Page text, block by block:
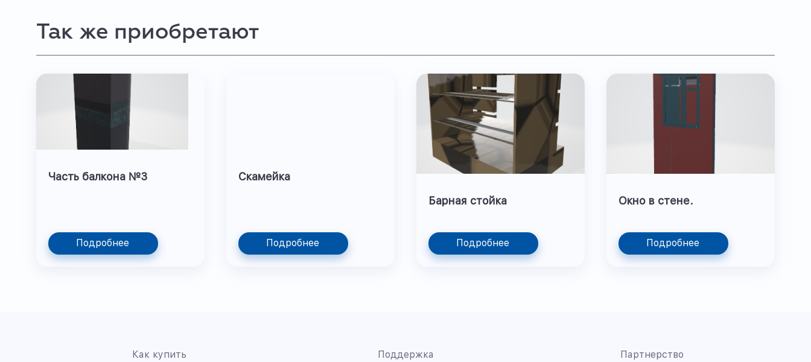
Так же приобретают
Часть балкона №3
Подробнее
Скамейка
Подробнее
Барная стойка
Подробнее
Окно в стене.
Подробнее
Как купить Поддержка Партнерство